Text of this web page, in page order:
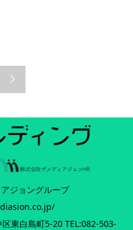

アジョングループ
東白島町5-20 TEL:082-503-
）の無料公開スタート。テ
ーンシップ｣。